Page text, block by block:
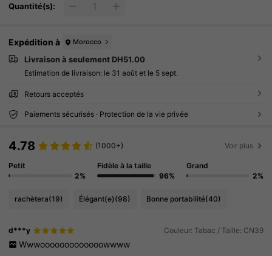
Quantité(s):
Expédition à Morocco
Livraison à seulement DH51.00
Estimation de livraison: le 31 août et le 5 sept.
Retours acceptés
Paiements sécurisés · Protection de la vie privée
4.78 (1000+) Voir plus
Petit
2%
Fidèle à la taille
96%
Grand
2%
rachètera(19) Élégant(e)(98) Bonne portabilité(40)
d***y Couleur: Tabac / Taille: CN39
Wwwooooooooooooowwww